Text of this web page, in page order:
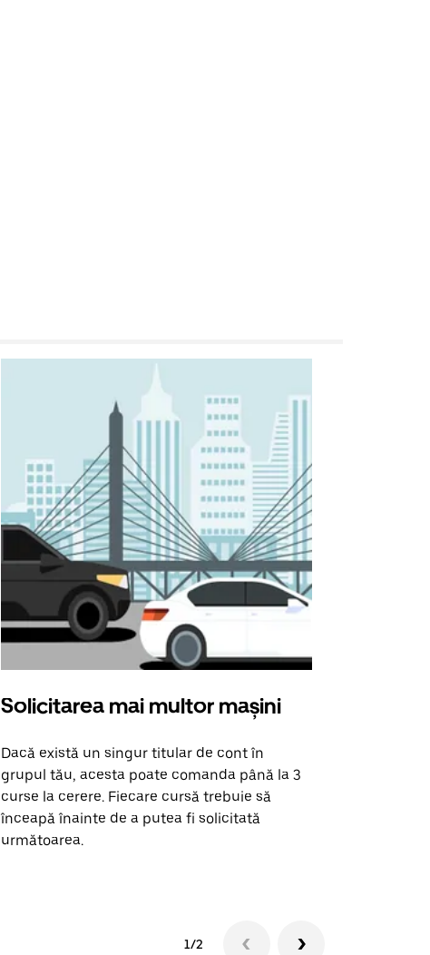
Solicitarea mai multor mașini
Dacă există un singur titular de cont în
grupul tău, acesta poate comanda până la 3
curse la cerere. Fiecare cursă trebuie să
înceapă înainte de a putea fi solicitată
următoarea.
1/2